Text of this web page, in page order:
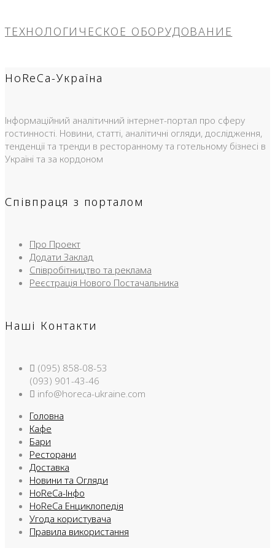
ТЕХНОЛОГИЧЕСКОЕ ОБОРУДОВАНИЕ
HoReCa-Україна
Інформаційний аналітичний інтернет-портал про сферу
гостинності. Новини, статті, аналітичні огляди, дослідження,
тенденції та тренди в ресторанному та готельному бізнесі в
Україні та за кордоном
Співпраця з порталом
Про Проект
Додати Заклад
Співробітництво та реклама
Реєстрація Нового Постачальника
Наші Контакти
(095) 858-08-53
(093) 901-43-46
info@horeca-ukraine.com
Головна
Кафе
Бари
Ресторани
Доставка
Новини та Огляди
HoReCa-Інфо
HoReCa Енциклопедія
Угода користувача
Правила використання